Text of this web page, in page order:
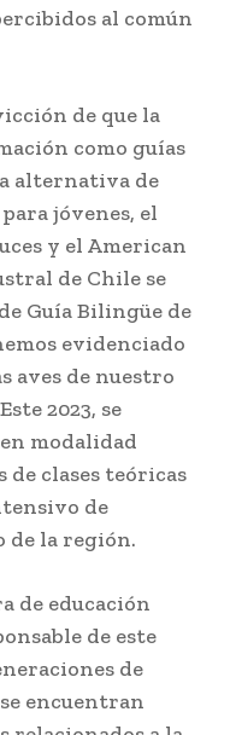
al común
de que la
como guías
alternativa de
jóvenes, el
y el American
de Chile se
Guía Bilingüe de
evidenciado
aves de nuestro
2023, se
modalidad
de clases teóricas
de
de la región.
de educación
de este
de
encuentran